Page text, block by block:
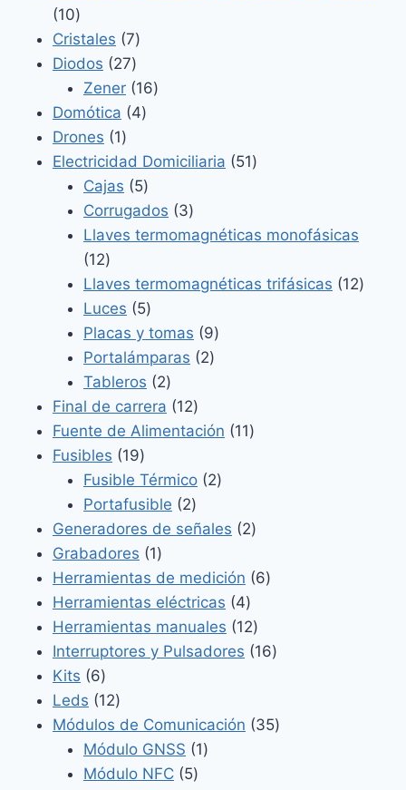
1010
productos
Cristales 77
productos
Diodos 2727
productos
Zener 1616
Domótica 44
Drones 11
producto
Electricidad Domiciliaria 5151
Cajas 55
productos
Corrugados 33
productos
Llaves termomagnéticas monofásicas
1212
productos
Llaves termomagnéticas trifásicas 1212
Luces 55
productos
Placas y tomas 99
productos
Portalámparas 22
Tableros 22
productos
Final de carrera 1212
productos
Fuente de Alimentación 1111
Fusibles 1919
productos
Fusible Térmico 22
Portafusible 22
productos
Generadores de señales 22
Grabadores 11
producto
Herramientas de medición 66
Herramientas eléctricas 44
productos
Herramientas manuales 1212
productos
Interruptores y Pulsadores 1616
Kits 66
productos
Leds 1212
productos
Módulos de Comunicación 3535
Módulo GNSS 11
Módulo NFC 55